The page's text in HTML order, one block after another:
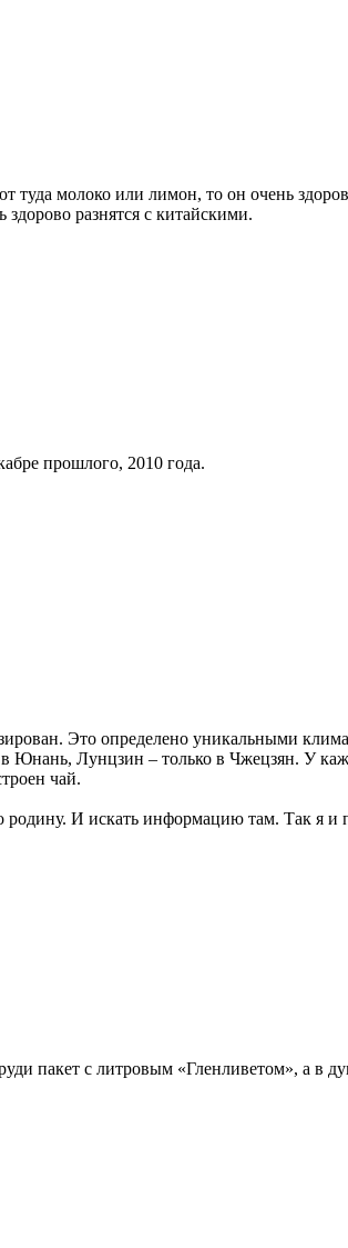
молоко или лимон, то он очень
разнятся с китайскими.
прошлого, 2010 года.
Это определено уникальными
Юнань, Лунцзин – только в Чжецзян. У
чай.
родину. И искать информацию там. Так я и
пакет с литровым «Гленливетом», а в